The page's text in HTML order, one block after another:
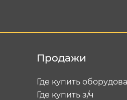
Продажи
Где купить
Где купить з/ч